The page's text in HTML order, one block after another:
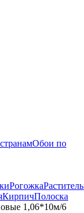
Обои по
Рогожка
КирпичПолоска
1,06*10м/6